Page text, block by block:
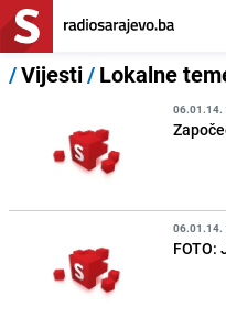
/Vijesti/Lokalne
06.01.14.
06.01.14.
FOTO: